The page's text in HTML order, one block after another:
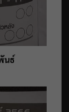
นธ์